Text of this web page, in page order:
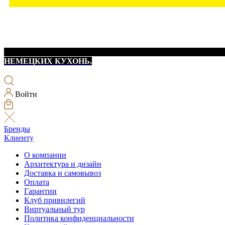
НЕМЕЦКИХ КУХОНЬ.
Войти
Бренды
Клиенту
О компании
Архитектура и дизайн
Доставка и самовывоз
Оплата
Гарантии
Клуб привилегий
Виртуальный тур
Политика конфиденциальности